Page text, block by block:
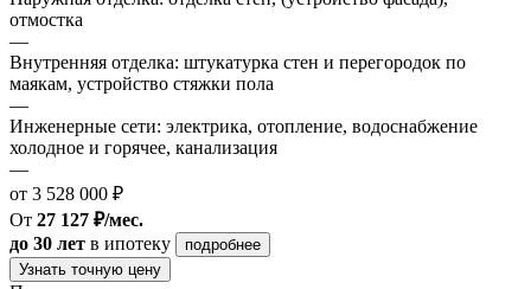
отмостка
—
Внутренняя отделка: штукатурка стен и перегородок по
маякам, устройство стяжки пола
—
Инженерные сети: электрика, отопление, водоснабжение
холодное и горячее, канализация
—
от 3 528 000 ₽
От 27 127 ₽/мес.
до 30 лет в ипотеку
подробнее
Узнать точную цену